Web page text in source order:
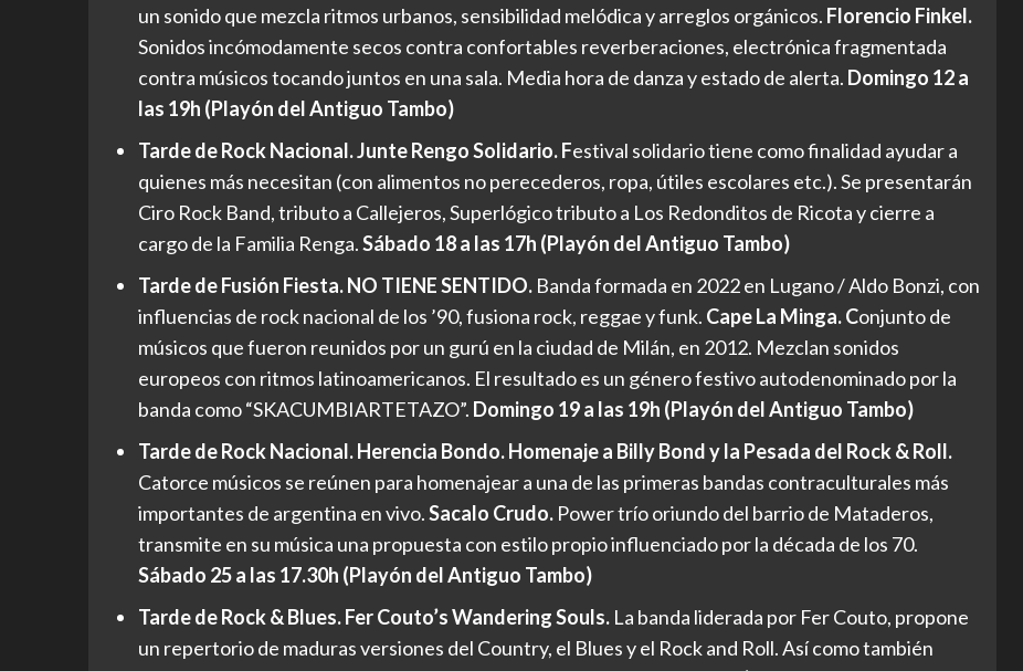
un sonido que mezcla ritmos urbanos, sensibilidad melódica y arreglos orgánicos. Florencio Finkel.
Sonidos incómodamente secos contra confortables reverberaciones, electrónica fragmentada
contra músicos tocando juntos en una sala. Media hora de danza y estado de alerta. Domingo 12 a
las 19h (Playón del Antiguo Tambo)
Tarde de Rock Nacional. Junte Rengo Solidario. Festival solidario tiene como finalidad ayudar a
quienes más necesitan (con alimentos no perecederos, ropa, útiles escolares etc.). Se presentarán
Ciro Rock Band, tributo a Callejeros, Superlógico tributo a Los Redonditos de Ricota y cierre a
cargo de la Familia Renga.Sábado 18 a las 17h (Playón del Antiguo Tambo)
Tarde de Fusión Fiesta. NO TIENE SENTIDO. Banda formada en 2022 en Lugano / Aldo Bonzi, con
influencias de rock nacional de los ’90, fusiona rock, reggae y funk. Cape La Minga. Conjunto de
músicos que fueron reunidos por un gurú en la ciudad de Milán, en 2012. Mezclan sonidos
europeos con ritmos latinoamericanos. El resultado es un género festivo autodenominado por la
banda como “SKACUMBIARTETAZO”. Domingo 19 a las 19h (Playón del Antiguo Tambo)
Tarde de Rock Nacional. Herencia Bondo. Homenaje a Billy Bond y la Pesada del Rock & Roll.
Catorce músicos se reúnen para homenajear a una de las primeras bandas contraculturales más
importantes de argentina en vivo.Sacalo Crudo. Power trío oriundo del barrio de Mataderos,
transmite en su música una propuesta con estilo propio influenciado por la década de los 70.
Sábado 25 a las 17.30h (Playón del Antiguo Tambo)
Tarde de Rock & Blues. Fer Couto’s Wandering Souls. La banda liderada por Fer Couto, propone
un repertorio de maduras versiones del Country, el Blues y el Rock and Roll. Así como también